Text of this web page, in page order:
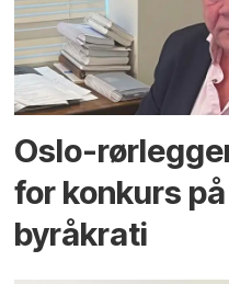
Oslo-
for konkurs
byråkrati